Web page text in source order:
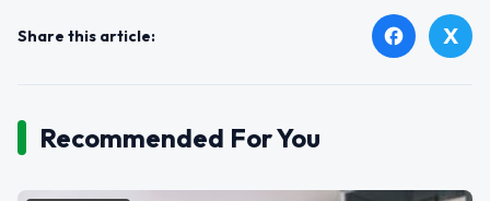
Share this article: facebook X
Recommended For You